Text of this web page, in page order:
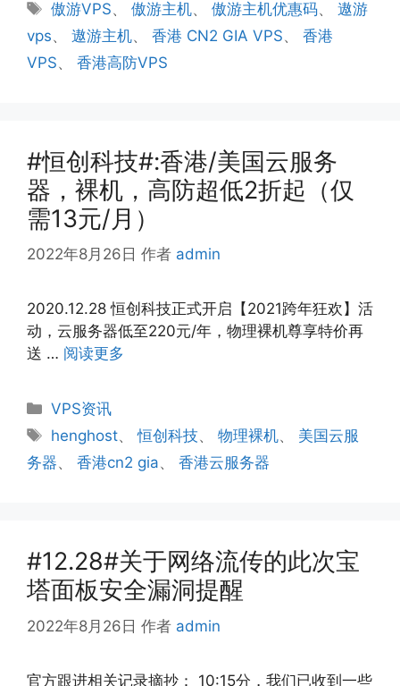
标
傲游VPS、傲游主机、傲游主机优惠码、遨游
vps、 遨游主机、 香港 CN2 GIA VPS、 香港
VPS、 香港高防VPS
#恒创科技#:香港/美国云服务
器，裸机，高防超低2折起（仅
需13元/月）
2022年8月26日 作者 admin
2020.12.28 恒创科技正式开启【2021跨年狂欢】活
动，云服务器低至220元/年，物理裸机尊享特价再
送 … 阅读更多
分
类
VPS资讯
标
签
henghost、恒创科技、物理裸机、 美国云服
务器、 香港cn2 gia、 香港云服务器
#12.28#关于网络流传的此次宝
塔面板安全漏洞提醒
2022年8月26日 作者 admin
官方跟进相关记录摘抄： 10:15分，我们已收到一些